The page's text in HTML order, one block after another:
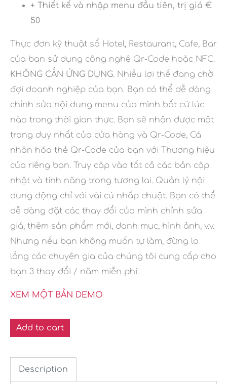
+ Thiết kế và nhập menu đầu tiên, trị giá €
50
Thực đơn kỹ thuật số Hotel, Restaurant, Cafe, Bar
của bạn sử dụng công nghệ Qr-Code hoặc NFC.
KHÔNG CẦN ỨNG DỤNG. Nhiều lợi thế đang chờ
đợi doanh nghiệp của bạn. Bạn có thể dễ dàng
chỉnh sửa nội dung menu của mình bất cứ lúc
nào trong thời gian thực. Bạn sẽ nhận được một
trang duy nhất của cửa hàng và Qr-Code, Cá
nhân hóa thẻ Qr-Code của bạn với Thương hiệu
của riêng bạn. Truy cập vào tất cả các bản cập
nhật và tính năng trong tương lai. Quản lý nội
dung động chỉ với vài cú nhấp chuột. Bạn có thể
dễ dàng đặt các thay đổi của mình chỉnh sửa
giá, thêm sản phẩm mới, danh mục, hình ảnh, v.v.
Nhưng nếu bạn không muốn tự làm, đừng lo
lắng các chuyên gia của chúng tôi cung cấp cho
bạn 3 thay đổi / năm miễn phí.
XEM MỘT BẢN DEMO
Add to cart
Description